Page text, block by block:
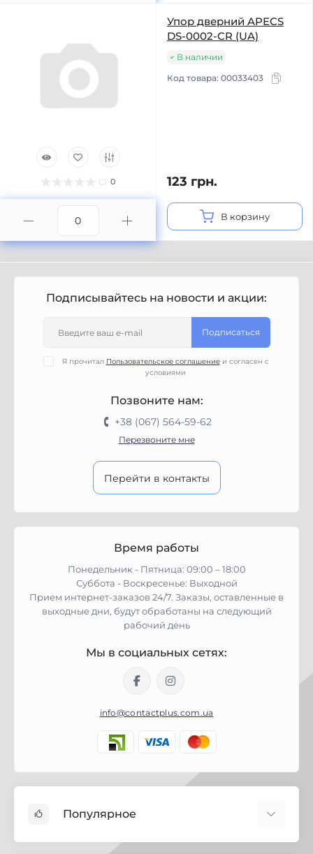
0
Упор дверний APECS
DS-0002-CR (UA)
В наличии
Код товара: 00033403
123 грн.
В корзину
Подписывайтесь на новости и акции:
Подписаться
Я прочитал Пользовательское соглашениеи согласен с
условиями
Позвоните нам:
+38 (067) 564-59-62
Перезвоните мне
Перейти в контакты
Время работы
Понедельник - Пятница: 09:00 – 18:00
Суббота - Воскресенье: Выходной
Прием интернет-заказов 24/7. Заказы, оставленные в
выходные дни, будут обработаны на следующий
рабочий день
Мы в социальных сетях:
info@contactplus.com.ua
Популярное